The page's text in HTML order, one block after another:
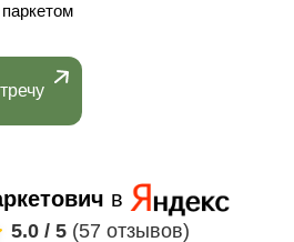
в
5.0 / 5 (57 отзывов)